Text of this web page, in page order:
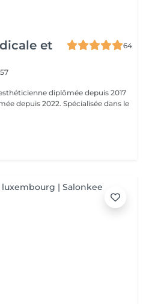
et
64
diplômée depuis 2017
depuis 2022. Spécialisée dans le